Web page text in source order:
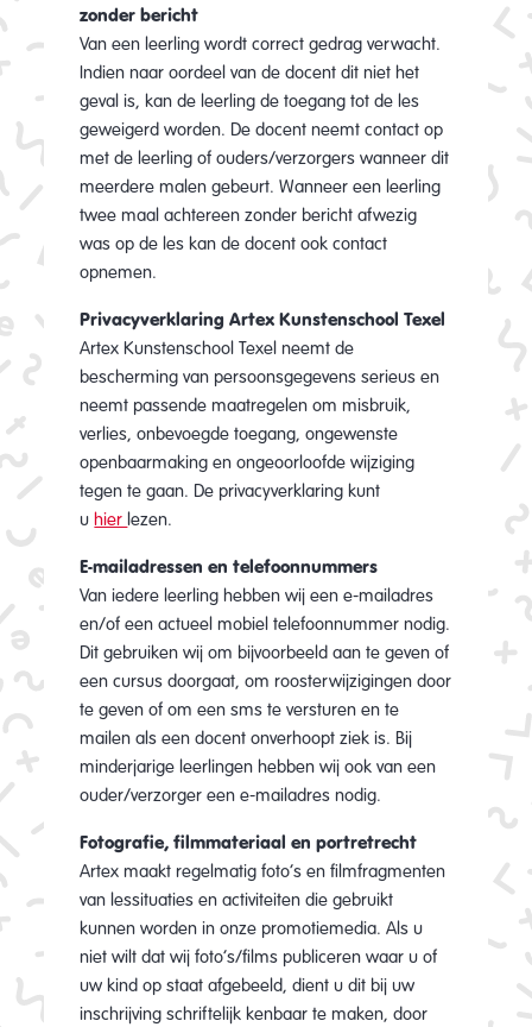
zonder bericht
Van een leerling wordt correct gedrag verwacht.
Indien naar oordeel van de docent dit niet het
geval is, kan de leerling de toegang tot de les
geweigerd worden. De docent neemt contact op
met de leerling of ouders/verzorgers wanneer dit
meerdere malen gebeurt. Wanneer een leerling
twee maal achtereen zonder bericht afwezig
was op de les kan de docent ook contact
opnemen.
Privacyverklaring Artex Kunstenschool Texel
Artex Kunstenschool Texel neemt de
bescherming van persoonsgegevens serieus en
neemt passende maatregelen om misbruik,
verlies, onbevoegde toegang, ongewenste
openbaarmaking en ongeoorloofde wijziging
tegen te gaan. De privacyverklaring kunt
uhierlezen.
E-mailadressen en telefoonnummers
Van iedere leerling hebben wij een e-mailadres
en/of een actueel mobiel telefoonnummer nodig.
Dit gebruiken wij om bijvoorbeeld aan te geven of
een cursus doorgaat, om roosterwijzigingen door
te geven of om een sms te versturen en te
mailen als een docent onverhoopt ziek is. Bij
minderjarige leerlingen hebben wij ook van een
ouder/verzorger een e-mailadres nodig.
Fotografie, filmmateriaal en portretrecht
Artex maakt regelmatig foto’s en filmfragmenten
van lessituaties en activiteiten die gebruikt
kunnen worden in onze promotiemedia. Als u
niet wilt dat wij foto’s/films publiceren waar u of
uw kind op staat afgebeeld, dient u dit bij uw
inschrijving schriftelijk kenbaar te maken, door